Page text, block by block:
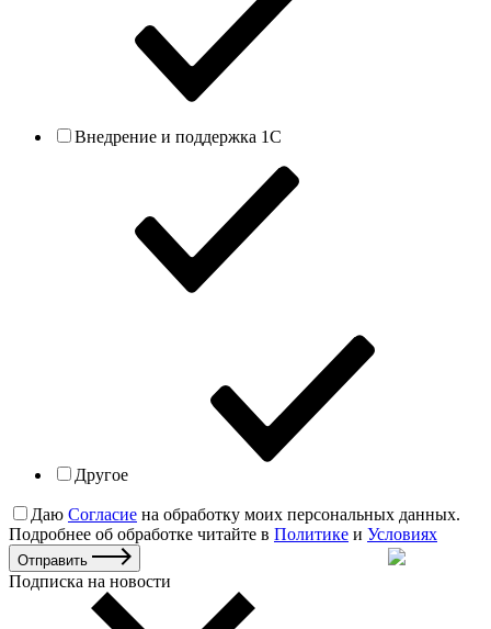
Внедрение и поддержка 1С
Другое
Даю Согласие на обработку моих персональных данных.
Подробнее об обработке читайте в Политике и Условиях
Отправить
Подписка на новости